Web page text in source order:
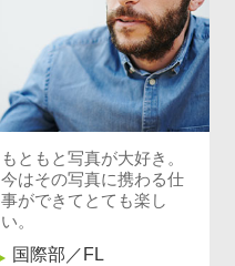
もともと写真が大好き。
今はその写真に携わる仕
事ができてとても楽し
い。
国際部／FL